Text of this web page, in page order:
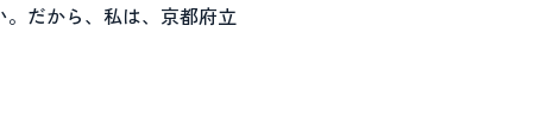
だから、私は、京都府立